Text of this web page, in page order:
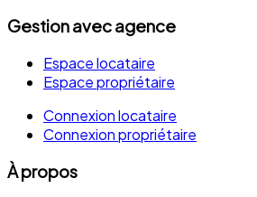
Gestion avec agence
Espace locataire
Espace propriétaire
Connexion locataire
Connexion propriétaire
À propos